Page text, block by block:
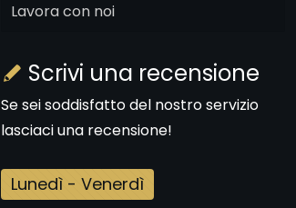
Lavora con noi
Scrivi una recensione
Se sei soddisfatto del nostro servizio
lasciaci una recensione!
Lunedì - Venerdì